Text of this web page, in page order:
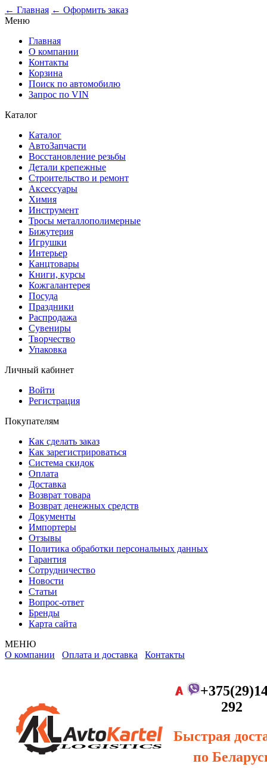
← Главная ← Оформить заказ
Меню
Главная
О компании
Контакты
Корзина
Поиск по автомобилю
Запрос по VIN
Каталог
Каталог
АвтоЗапчасти
Восстановление резьбы
Детали крепежные
Строительство и ремонт
Аксессуары
Химия
Инструмент
Тросы металлополимерные
Бижутерия
Игрушки
Интерьер
Канцтовары
Книги, курсы
Кожгалантерея
Посуда
Праздники
Распродажа
Сувениры
Творчество
Упаковка
Личный кабинет
Войти
Регистрация
Покупателям
Как сделать заказ
Как зарегистрироваться
Система скидок
Оплата
Доставка
Возврат товара
Возврат денежных средств
Документы
Импортеры
Отзывы
Политика обработки персональных данных
Гарантия
Сотрудничество
Новости
Статьи
Вопрос-ответ
Бренды
Карта сайта
МЕНЮ
О компании Оплата и доставка Контакты
292
Быстрая
по